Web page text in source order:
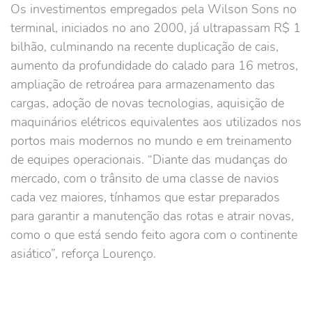
Os investimentos empregados pela Wilson Sons no
terminal, iniciados no ano 2000, já ultrapassam R$ 1
bilhão, culminando na recente duplicação de cais,
aumento da profundidade do calado para 16 metros,
ampliação de retroárea para armazenamento das
cargas, adoção de novas tecnologias, aquisição de
maquinários elétricos equivalentes aos utilizados nos
portos mais modernos no mundo e em treinamento
de equipes operacionais. “Diante das mudanças do
mercado, com o trânsito de uma classe de navios
cada vez maiores, tínhamos que estar preparados
para garantir a manutenção das rotas e atrair novas,
como o que está sendo feito agora com o continente
asiático”, reforça Lourenço.